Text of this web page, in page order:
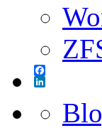
Facebook